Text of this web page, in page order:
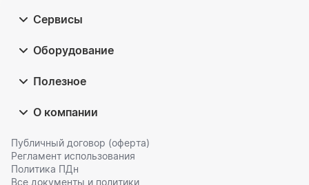
Сервисы
Оборудование
Полезное
О компании
Публичный договор (оферта)
Регламент использования
Политика ПДн
Все документы и политики